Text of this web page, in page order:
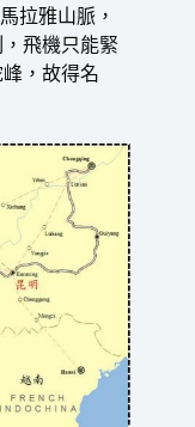
拉雅山脈，
飛機只能緊
，故得名